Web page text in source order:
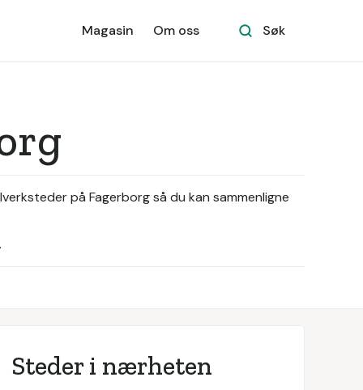
Magasin Om oss Søk
på Fagerborg så du kan sammenligne
Steder i nærheten